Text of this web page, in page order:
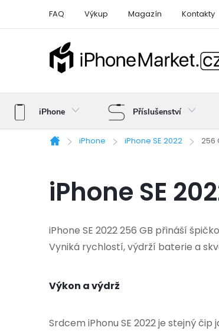
FAQ Výkup Magazín Kontakty
iPhone Příslušenství
Domů
iPhone iPhone SE 2022 256
iPhone SE
iPhone SE 2022 256 GB přináší
Vyniká rychlostí, výdrží baterie a
Výkon a výdrž
Srdcem iPhonu SE 2022 je stejný čip